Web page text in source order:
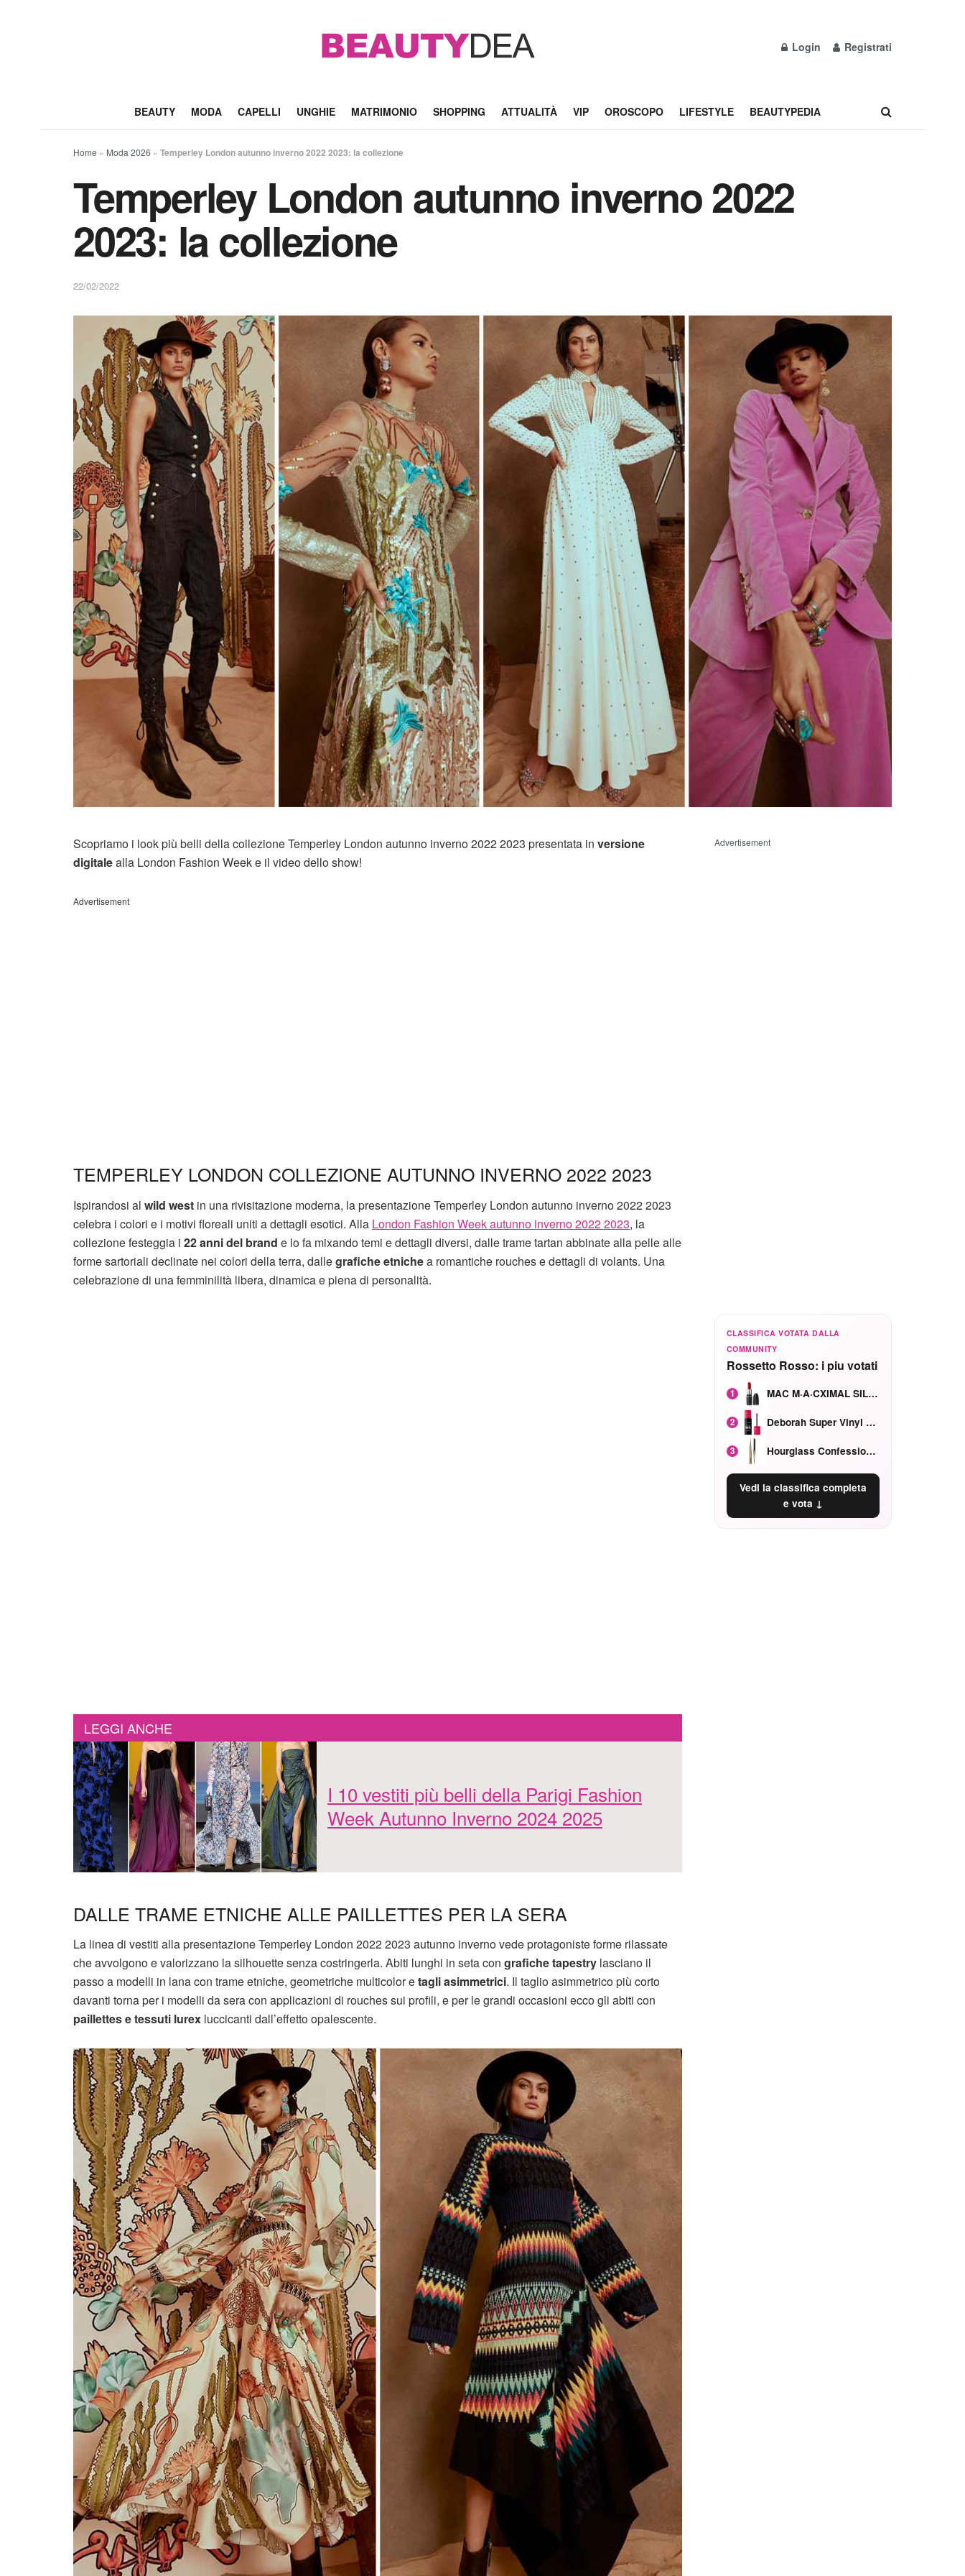
Login Registrati
BEAUTY MODA CAPELLI UNGHIE MATRIMONIO SHOPPING ATTUALITÀ VIP OROSCOPO LIFESTYLE BEAUTYPEDIA
Home » Moda 2026 » Temperley London autunno inverno 2022 2023: la collezione
Temperley London autunno inverno 2022
2023: la collezione
22/02/2022
Scopriamo i look più belli della collezione Temperley London autunno inverno 2022 2023 presentata in versione
digitalealla London Fashion Week e il video dello show!
Advertisement
TEMPERLEY LONDON COLLEZIONE AUTUNNO INVERNO 2022 2023
Ispirandosi al wild west in una rivisitazione moderna, la presentazione Temperley London autunno inverno 2022 2023
celebra i colori e i motivi floreali uniti a dettagli esotici. Alla London Fashion Week autunno inverno 2022 2023, la
collezione festeggia i 22 anni del brand e lo fa mixando temi e dettagli diversi, dalle trame tartan abbinate alla pelle alle
forme sartoriali declinate nei colori della terra, dallegrafiche etnichea romantiche rouches e dettagli di volants. Una
celebrazione di una femminilità libera, dinamica e piena di personalità.
LEGGI ANCHE
I 10 vestiti più belli della Parigi Fashion
Week Autunno Inverno 2024 2025
DALLE TRAME ETNICHE ALLE PAILLETTES PER LA SERA
La linea di vestiti alla presentazione Temperley London 2022 2023 autunno inverno vede protagoniste forme rilassate
che avvolgono e valorizzano la silhouette senza costringerla. Abiti lunghi in seta con grafiche tapestry lasciano il
passo a modelli in lana con trame etniche, geometriche multicolor etagli asimmetrici. Il taglio asimmetrico più corto
davanti torna per i modelli da sera con applicazioni di rouches sui profili, e per le grandi occasioni ecco gli abiti con
paillettes e tessuti lurex luccicanti dall’effetto opalescente.
Advertisement
CLASSIFICA VOTATA DALLA
COMMUNITY
Rossetto Rosso: i piu votati
1 MAC M·A·CXIMAL SILKY MATTE Red Rock mat
2 Deborah Super Vinyl Shake Rosa Ciliegia
3 Hourglass Confession Ricaricabile Ultra Preciso Ad Alta Intensità Secretly Classic Red
Vedi la classifica completa
e vota ↓